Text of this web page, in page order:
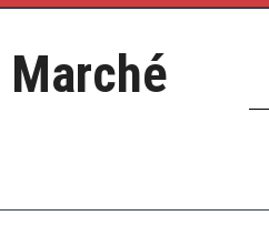
Marché